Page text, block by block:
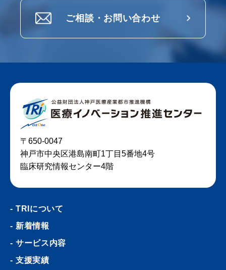
ご相談・お問い合わせ
〒650-0047
神戸市中央区港島南町1丁目5番地4号
臨床研究情報センター4階
TRIについて
新着情報
サービス内容
支援実績